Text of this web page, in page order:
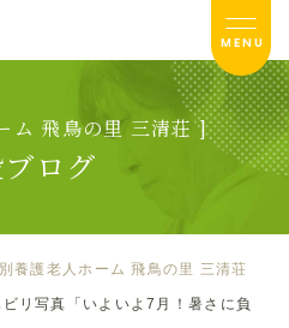
MENU
ム 飛鳥の里 三清荘 ]
ログ
養護老人ホーム 飛鳥の里 三清荘
ビリ写真「いよいよ7月！暑さに負